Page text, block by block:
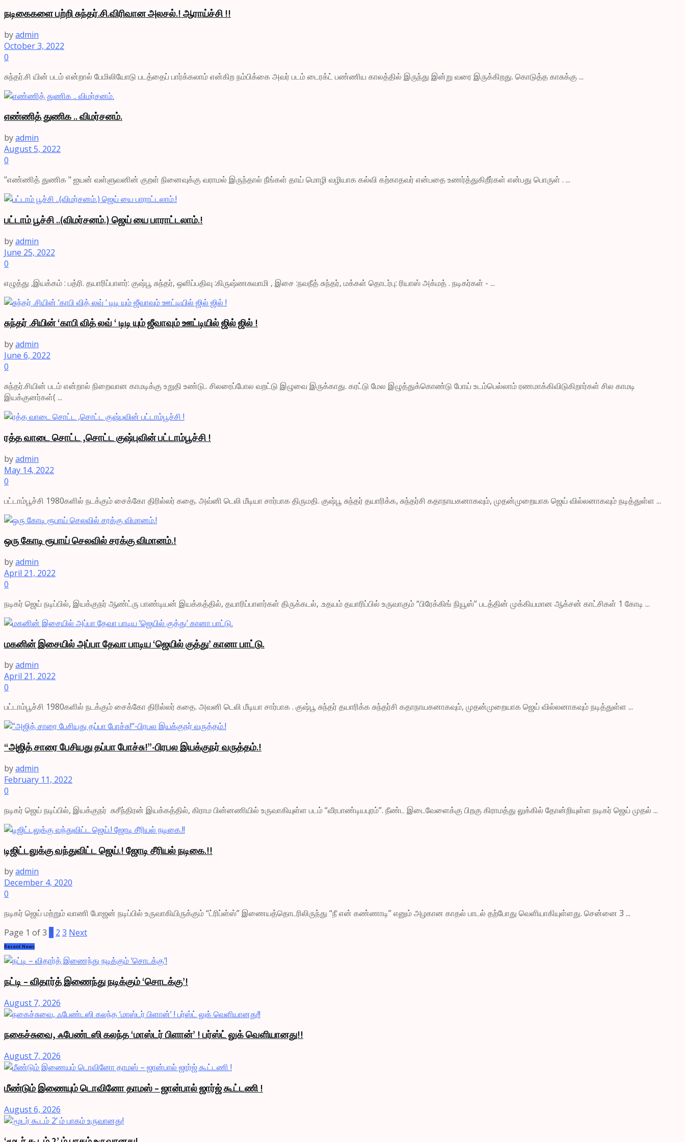
நடிகைகளை பற்றி சுந்தர்.சி.விரிவான அலசல்.! ஆராய்ச்சி !!
byadmin
October 3, 2022
0
சுந்தர்.சி யின் படம் என்றால் பேமிலியோடு படத்தைப் பார்க்கலாம் என்கிற நம்பிக்கை அவர் படம் டைரக்ட் பண்ணிய காலத்தில் இருந்து இன்று வரை இருக்கிறது. கொடுத்த காசுக்கு ...
எண்ணித் துணிக .. விமர்சனம்.
byadmin
August 5, 2022
0
"எண்ணித் துணிக " ஐயன் வள்ளுவனின் குறள் நினைவுக்கு வராமல் இருந்தால் நீங்கள் தாய் மொழி வழியாக கல்வி கற்காதவர் என்பதை உணர்த்துகிறீர்கள் என்பது பொருள் . ...
பட்டாம் பூச்சி ..(விமர்சனம்.) ஜெய் யை பாராட்டலாம்.!
byadmin
June 25, 2022
0
எழுத்து ,இயக்கம் : பத்ரி. தயாரிப்பாளர்: குஷ்பூ சுந்தர், ஒளிப்பதிவு :கிருஷ்ணசுவாமி , இசை :நவநீத் சுந்தர், மக்கள் தொடர்பு: ரியாஸ் அக்மத் . நடிகர்கள் - ...
சுந்தர் .சியின் ‘காபி வித் லவ் ‘ டிடி யும் ஜீவாவும் ஊட்டியில் ஜில் ஜில் !
byadmin
June 6, 2022
0
சுந்தர்.சியின் படம் என்றால் நிறைவான காமடிக்கு உறுதி உண்டு.. சிலரைப்போல வறட்டு இழுவை இருக்காது. கரட்டு மேல இழுத்துக்கொண்டு போய் உடம்பெல்லாம் ரணமாக்கிவிடுகிறார்கள் சில காமடி
இயக்குனர்கள்( ...
ரத்த வாடை சொட்ட ,சொட்ட குஷ்புவின் பட்டாம்பூச்சி !
byadmin
May 14, 2022
0
பட்டாம்பூச்சி 1980களில் நடக்கும் சைக்கோ திரில்லர் கதை. அவ்னி டெலி மீடியா சார்பாக திருமதி. குஷ்பூ சுந்தர் தயாரிக்க, சுந்தர்சி கதாநாயகனாகவும், முதன்முறையாக ஜெய் வில்லனாகவும் நடித்துள்ள ...
ஒரு கோடி ரூபாய் செலவில் சரக்கு விமானம்.!
byadmin
April 21, 2022
0
நடிகர் ஜெய் நடிப்பில், இயக்குநர் ஆண்ட்ரு பாண்டியன் இயக்கத்தில், தயாரிப்பாளர்கள் திருக்கடல், .உதயம் தயாரிப்பில் உருவாகும் “பிரேக்கிங் நியூஸ்” படத்தின் முக்கியமான ஆக்சன் காட்சிகள் 1 கோடி ...
மகனின் இசையில் அப்பா தேவா பாடிய ‘ஜெயில் குத்து’ கானா பாட்டு.
byadmin
April 21, 2022
0
பட்டாம்பூச்சி 1980களில் நடக்கும் சைக்கோ திரில்லர் கதை. அவனி டெலி மீடியா சார்பாக . குஷ்பூ சுந்தர் தயாரிக்க சுந்தர்சி கதாநாயகனாகவும், முதன்முறையாக ஜெய் வில்லனாகவும் நடித்துள்ள ...
“அஜித் சாரை பேசியது தப்பா போச்சு!”-பிரபல இயக்குநர் வருத்தம்.!
byadmin
February 11, 2022
0
நடிகர் ஜெய் நடிப்பில், இயக்குநர் சுசீந்திரன் இயக்கத்தில், கிராம பின்னணியில் உருவாகியுள்ள படம் “வீரபாண்டியபுரம்”. நீண்ட இடைவேளைக்கு பிறகு கிராமத்து லுக்கில் தோன்றியுள்ள நடிகர் ஜெய் முதல் ...
டிஜிட்டலுக்கு வந்துவிட்ட ஜெய்.! ஜோடி சீரியல் நடிகை.!!
byadmin
December 4, 2020
0
நடிகர் ஜெய் மற்றும் வாணி போஜன் நடிப்பில் உருவாகியிருக்கும் “ட்ரிப்ள்ஸ்” இணையத்தொடரிலிருந்து “நீ என் கண்ணாடி” எனும் அழகான காதல் பாடல் தற்போது வெளியாகியுள்ளது. சென்னை 3 ...
Page 1 of 3 1 2 3 Next
Recent News
நட்டி – விதார்த் இணைந்து நடிக்கும் ‘சொடக்கு’!
August 7, 2026
நகைச்சுவை, ஃபேண்டஸி கலந்த ‘மாஸ்டர் பிளான்’ ! பர்ஸ்ட் லுக் வெளியானது!!
August 7, 2026
மீண்டும் இணையும் டொவினோ தாமஸ் – ஜான்பால் ஜார்ஜ் கூட்டணி !
August 6, 2026